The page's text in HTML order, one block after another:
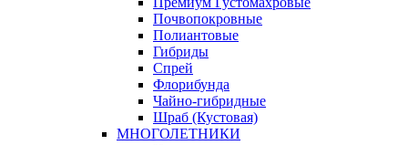
Почвопокровные
Полиантовые
Гибриды
Спрей
Флорибунда
Чайно-гибридные
Шраб (Кустовая)
МНОГОЛЕТНИКИ